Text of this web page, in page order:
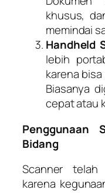
khusus,
memindai
Handheld
lebih
karena
Biasanya
cepat atau
Penggunaan
Bidang
Scanner telah
karena